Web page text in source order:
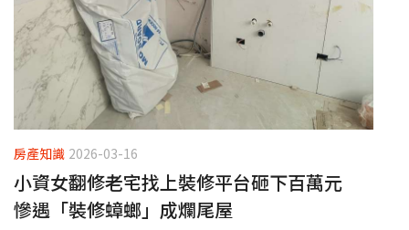
房產知識 2026-03-16
小資女翻修老宅找上裝修平台砸下百萬元
慘遇「裝修蟑螂」成爛尾屋